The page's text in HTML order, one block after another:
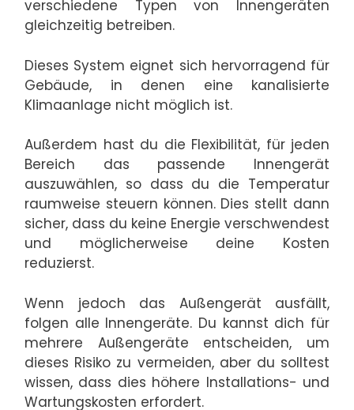
verschiedene Typen von Innengeräten
gleichzeitig betreiben.
Dieses System eignet sich hervorragend für
Gebäude, in denen eine kanalisierte
Klimaanlage nicht möglich ist.
Außerdem hast du die Flexibilität, für jeden
Bereich das passende Innengerät
auszuwählen, so dass du die Temperatur
raumweise steuern können. Dies stellt dann
sicher, dass du keine Energie verschwendest
und möglicherweise deine Kosten
reduzierst.
Wenn jedoch das Außengerät ausfällt,
folgen alle Innengeräte. Du kannst dich für
mehrere Außengeräte entscheiden, um
dieses Risiko zu vermeiden, aber du solltest
wissen, dass dies höhere Installations- und
Wartungskosten erfordert.